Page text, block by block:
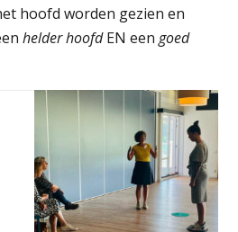
hoofd worden gezien en
helder hoofdEN eengoed